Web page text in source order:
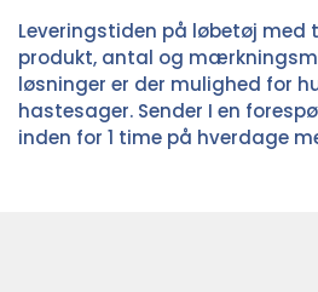
Leveringstiden på løbetøj
produkt, antal og
løsninger er der mulighed for
hastesager. Sender I en
inden for 1 time på hverdage